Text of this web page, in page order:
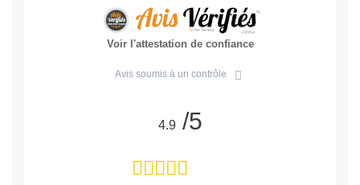
Voir l'attestation de confiance
Avis soumis à un contrôle
4.9/5